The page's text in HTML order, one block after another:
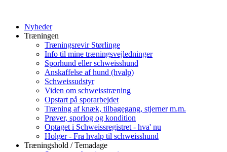
Nyheder
Træningen
Træningsrevir Størlinge
Info til mine træningsvejledninger
Sporhund eller schweisshund
Anskaffelse af hund (hvalp)
Schweissudstyr
Viden om schweisstræning
Opstart på sporarbejdet
Træning af knæk, tilbagegang, stjerner m.m.
Prøver, sporlog og kondition
Optaget i Schweissregistret - hva' nu
Holger - Fra hvalp til schweisshund
Træningshold / Temadage